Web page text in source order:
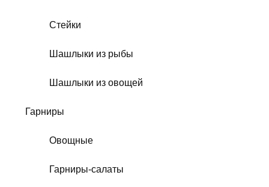
Стейки
Шашлыки из рыбы
Шашлыки из овощей
Гарниры
Овощные
Гарниры-салаты